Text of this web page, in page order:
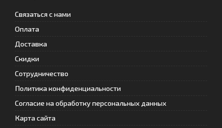
Связаться с нами
Оплата
Доставка
Скидки
Сотрудничество
Политика конфиденциальности
Согласие на обработку персональных данных
Карта сайта